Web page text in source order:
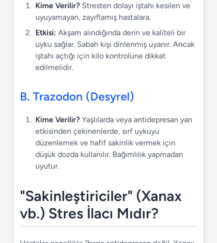
Kime Verilir? Stresten dolayı iştahı kesilen ve
uyuyamayan, zayıflamış hastalara.
Etkisi: Akşam alındığında derin ve kaliteli bir
uyku sağlar. Sabah kişi dinlenmiş uyanır. Ancak
iştahı açtığı için kilo kontrolüne dikkat
edilmelidir.
B. Trazodon (Desyrel)
Kime Verilir? Yaşlılarda veya antidepresan yan
etkisinden çekinenlerde, sırf uykuyu
düzenlemek ve hafif sakinlik vermek için
düşük dozda kullanılır. Bağımlılık yapmadan
uyutur.
"Sakinleştiriciler" (Xanax
vb.) Stres İlacı Mıdır?